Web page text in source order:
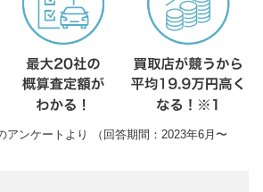
アンケートより （回答期間：2023年6月〜